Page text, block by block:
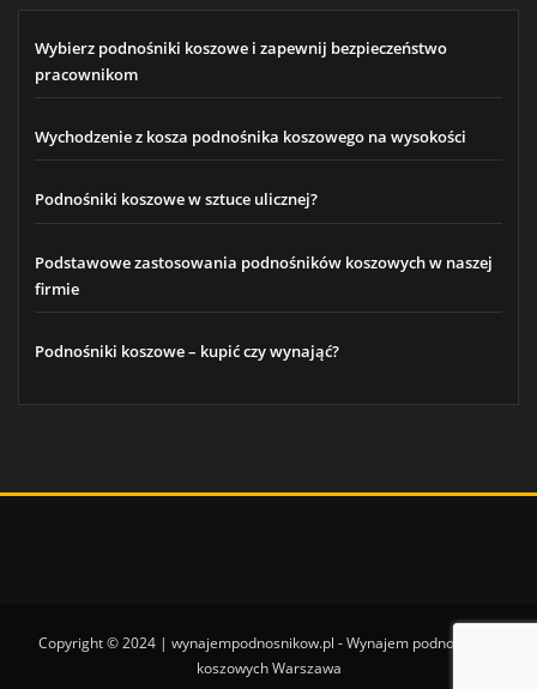
Wybierz podnośniki koszowe i zapewnij bezpieczeństwo
pracownikom
Wychodzenie z kosza podnośnika koszowego na wysokości
Podnośniki koszowe w sztuce ulicznej?
Podstawowe zastosowania podnośników koszowych w naszej
firmie
Podnośniki koszowe – kupić czy wynająć?
Copyright © 2024 | wynajempodnosnikow.pl - Wynajem podnośników
koszowych Warszawa